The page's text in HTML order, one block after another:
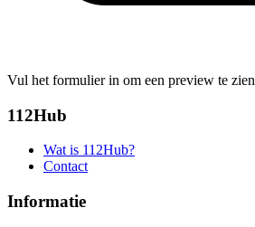
Vul het formulier in om een preview te zien
112Hub
Wat is 112Hub?
Contact
Informatie